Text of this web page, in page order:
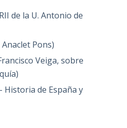
de la U. Antonio de
Pons)
Veiga, sobre
Historia de España y